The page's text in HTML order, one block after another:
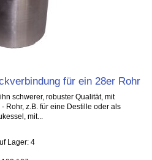
für ein 28er Rohr
schwerer, robuster Qualität, mit
Rohr, z.B. für eine Destille oder als
mit...
Lager: 4